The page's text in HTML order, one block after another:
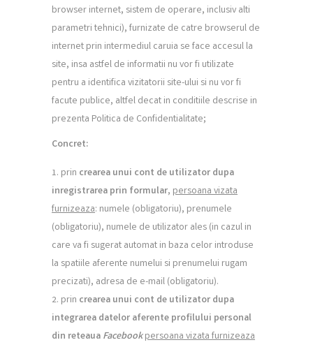
browser internet, sistem de operare, inclusiv alti
parametri tehnici), furnizate de catre browserul de
internet prin intermediul caruia se face accesul la
site, insa astfel de informatii nu vor fi utilizate
pentru a identifica vizitatorii site-ului si nu vor fi
facute publice, altfel decat in conditiile descrise in
prezenta Politica de Confidentialitate;
Concret:
prin crearea unui cont de utilizator dupa
inregistrarea prin formular, persoana vizata
furnizeaza: numele (obligatoriu), prenumele
(obligatoriu), numele de utilizator ales (in cazul in
care va fi sugerat automat in baza celor introduse
la spatiile aferente numelui si prenumelui rugam
precizati), adresa de e-mail (obligatoriu).
prin crearea unui cont de utilizator dupa
integrarea datelor aferente profilului personal
din reteaua Facebookpersoana vizata furnizeaza